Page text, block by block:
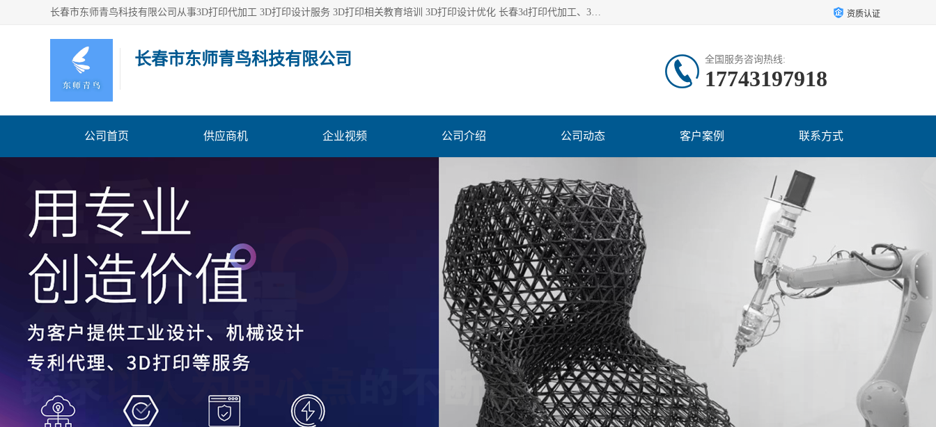
长春市东师青鸟科技有限公司从事3D打印代加工 3D打印设计服务 3D打印相关教育培训 3D打印设计优化 长春3d打印代加工、3D打印代加工及设计服务、3D打印相关教育培训、专利代理及优化、3D打印上下游技术服务，深耕工业设计、机械设计、3D打印多年年，拥有多项技术，辅助数十位客户完成自己的发明及实用新型专利。 资质认证
长春市东师青鸟科技有限公司 全国服务咨询热线:
17743197918
公司首页 供应商机 企业视频 公司介绍 公司动态 客户案例 联系方式